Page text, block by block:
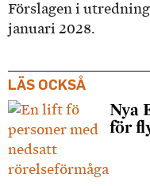
Förslagen i
januari 2028.
LÄS OCKSÅ
Nya
för